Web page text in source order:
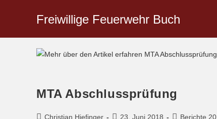
Freiwillige Feuerwehr Buch
MTA Abschlussprüfung
Christian Hiefinger 23. Juni 2018 Berichte